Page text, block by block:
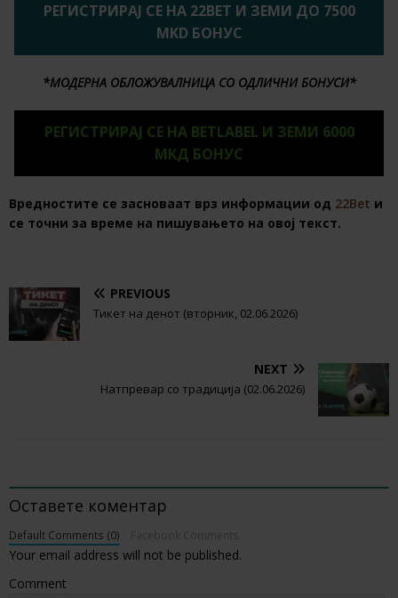
РЕГИСТРИРАЈ СЕ НА 22BET И ЗЕМИ ДО 7500
MKD БОНУС
*МОДЕРНА ОБЛОЖУВАЛНИЦА СО ОДЛИЧНИ БОНУСИ*
РЕГИСТРИРАЈ СЕ НА BETLABEL И ЗЕМИ 6000
МКД БОНУС
Вредностите се засноваат врз информации од 22Bet и
се точни за време на пишувањето на овој текст.
PREVIOUS
Тикет на денот (вторник, 02.06.2026)
NEXT
Натпревар со традиција (02.06.2026)
Оставете коментар
Default Comments (0)
Your email address will not be published.
Comment